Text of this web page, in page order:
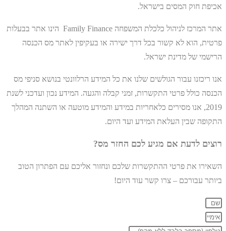
אכיפת חוק המסים בישראל.
אתר המרכז לניהול כלכלת המשפחה Family Finance הינו אתר בבעלות
פרטית, הוא לא קשור בכל דרך ישירה או בעקיפין לאתר מס הכנסה
הרישמי של מדינת ישראל.
אנו ריכזנו עבור הגולשים שלנו את כל המידע הרלוונטי בנושא סניפי מס
הכנסה כולל פרטי התקשרות, זמני קבלה והגעה. המידע נכון ועדכני לשנת
2019, אנו מסירים כלאחריות במידע והמידע מוטעה או השתנה המהלך
התקופה שבין העלאת המידע ועד היום.
רוצים לדעת אם מגיע לכם החזר מס?
השאירו את פרטי ההתקשרות שלכם ונחזור אליכם עם הפתרון הטוב
ביותר עבורכם – צרו קשר עוד היום!